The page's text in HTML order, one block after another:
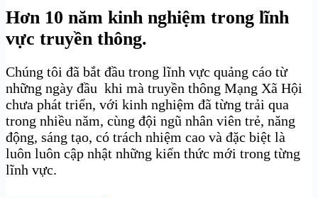
Hơn 10 năm kinh nghiệm trong lĩnh
vực truyền thông.
Chúng tôi đã bắt đầu trong lĩnh vực quảng cáo từ
những ngày đầu khi mà truyền thông Mạng Xã Hội
chưa phát triển, với kinh nghiệm đã từng trải qua
trong nhiều năm, cùng đội ngũ nhân viên trẻ, năng
động, sáng tạo, có trách nhiệm cao và đặc biệt là
luôn luôn cập nhật những kiến thức mới trong từng
lĩnh vực.